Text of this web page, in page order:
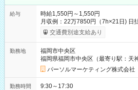
給与
時給1,550円～1,550円
月収例：22万7850円（7h×21日) 日払い、週払いOK（規定有
り） 【試用期間】試用期間なし
交通費別途支給あり
勤務地
福岡市中央区
福岡県福岡市中央区（最寄り駅：天神
パーソルマーケティング株式会社
勤務時間
9:30～17:30